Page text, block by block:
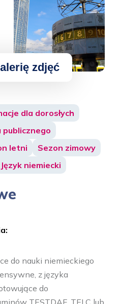
dla dorosłych
letni
Sezon zimowy
Język niemiecki
do nauki niemieckiego
z języka
do
TESTDAF, TELC lub